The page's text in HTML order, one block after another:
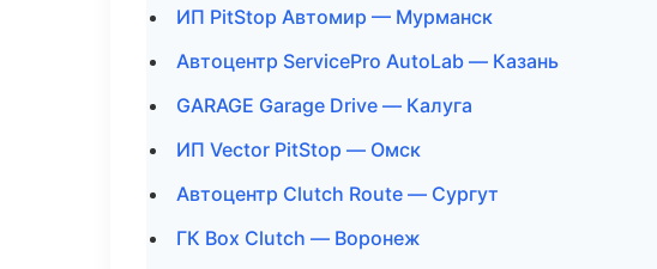
ИП PitStop Автомир — Мурманск
Автоцентр ServicePro AutoLab — Казань
GARAGE Garage Drive — Калуга
ИП Vector PitStop — Омск
Автоцентр Clutch Route — Сургут
ГК Box Clutch — Воронеж